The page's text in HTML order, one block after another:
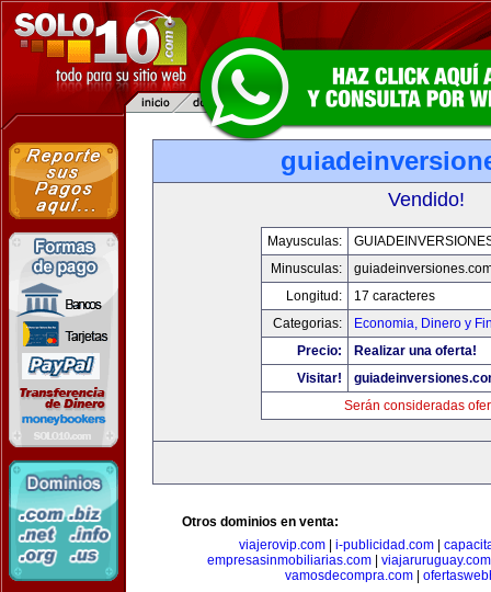
Vendido!
Mayusculas:
Minusculas:
Longitud:
17 caracteres
Categorias:
Economia, Dinero y
Precio:
Realizar una oferta!
Visitar!
Serán consideradas
Otros dominios en venta:
viajerovip.com
i-publicidad.com
empresasinmobiliarias.com
viajaruruguay.com
vamosdecompra.com